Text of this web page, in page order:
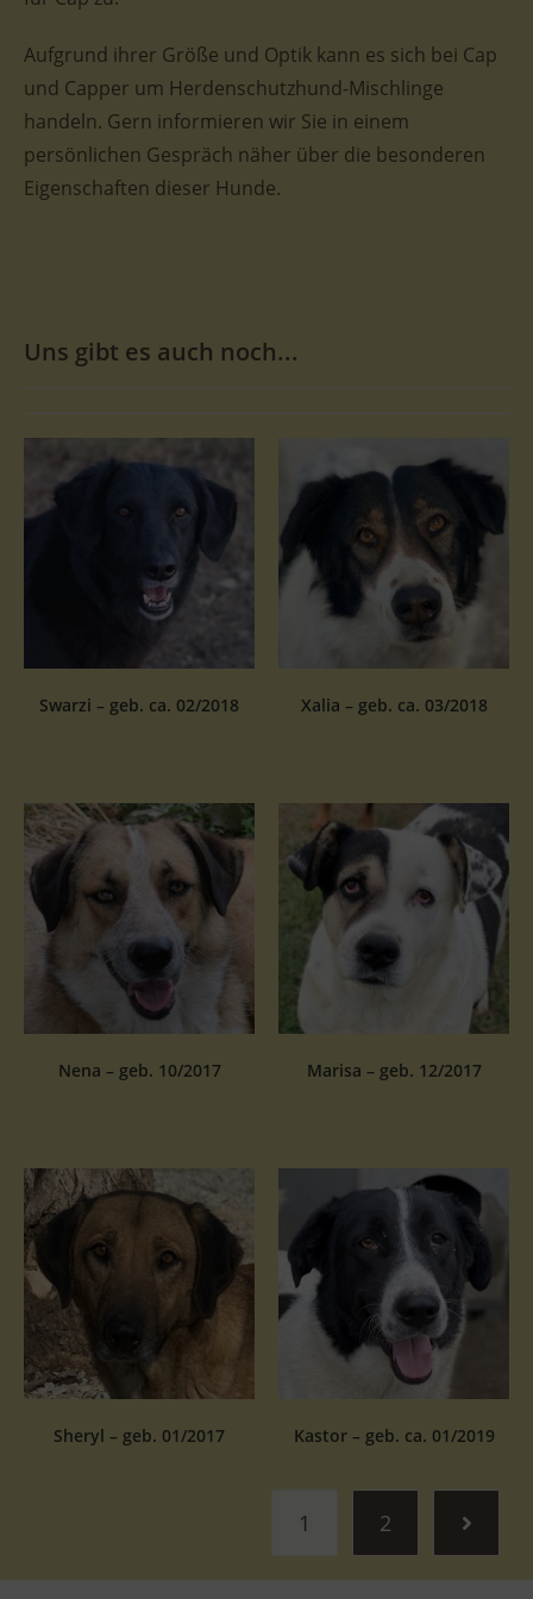
Aufgrund ihrer Größe und Optik kann es sich bei Cap
und Capper um Herdenschutzhund-Mischlinge
handeln. Gern informieren wir Sie in einem
persönlichen Gespräch näher über die besonderen
Eigenschaften dieser Hunde.
Uns gibt es auch noch...
Swarzi – geb. ca. 02/2018 Xalia – geb. ca. 03/2018
Nena – geb. 10/2017 Marisa – geb. 12/2017
Sheryl – geb. 01/2017 Kastor – geb. ca. 01/2019
1 2